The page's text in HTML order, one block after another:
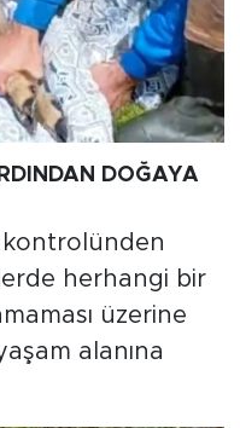
DOĞAYA
kontrolünden
herhangi bir
üzerine
alanına